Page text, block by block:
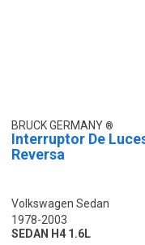
BRUCK GERMANY
Interruptor De
Reversa
Volkswagen Sedan
1978-2003
SEDAN H4 1.6L